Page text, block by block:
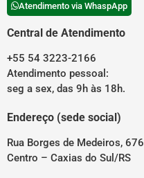
Atendimento via WhaspApp
Central de Atendimento
+55 54 3223-2166
Atendimento pessoal:
seg a sex, das 9h às 18h.
Endereço (sede social)
Rua Borges de Medeiros, 676
Centro – Caxias do Sul/RS